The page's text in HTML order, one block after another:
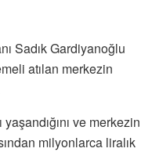
Sadık Gardiyanoğlu
atılan merkezin
ve merkezin
milyonlarca liralık